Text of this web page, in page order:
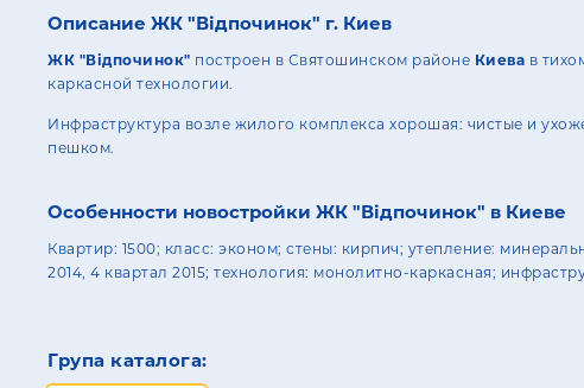
Описание ЖК "Відпочинок" г. Киев
ЖК "Відпочинок" построен в Святошинском районе Киева в
каркасной технологии.
Инфраструктура возле жилого комплекса хорошая: чистые и
пешком.
Особенности новостройки ЖК "Відпочинок" в Киеве
Квартир: 1500; класс: эконом; стены: кирпич; утепление:
2014, 4 квартал 2015; технология: монолитно-каркасная;
Група каталога: